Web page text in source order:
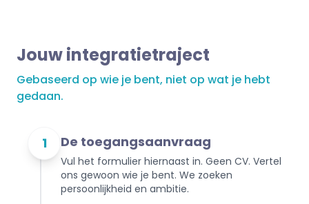
Jouw integratietraject
Gebaseerd op wie je bent, niet op wat je hebt
gedaan.
1 De toegangsaanvraag
Vul het formulier hiernaast in. Geen CV. Vertel
ons gewoon wie je bent. We zoeken
persoonlijkheid en ambitie.